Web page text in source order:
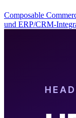
Composable
und ERP/CRM-